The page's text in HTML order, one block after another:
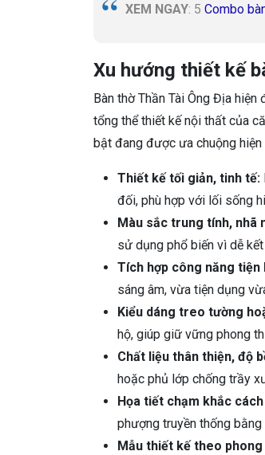
XEM NGAY: 5 Combo
Xu hướng thiết kế
Bàn thờ Thần Tài Ông Địa
tổng thể thiết kế nội thất của
bật đang được ưa chuộng hiện
Thiết kế tối giản, tinh tế:
đối, phù hợp với lối sống
Màu sắc trung tính, nhã
sử dụng phổ biến vì dễ
Tích hợp công năng tiện
sáng âm, vừa tiện dụng
Kiểu dáng treo tường
hộ, giúp giữ vững phong
Chất liệu thân thiện, độ
hoặc phủ lớp chống trầy
Họa tiết chạm khắc
phượng truyền thống
Mẫu thiết kế theo